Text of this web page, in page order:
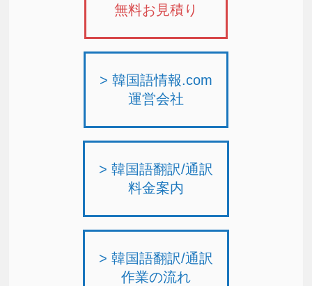
無料お見積り
> 韓国語情報.com
運営会社
> 韓国語翻訳/通訳
料金案内
> 韓国語翻訳/通訳
作業の流れ